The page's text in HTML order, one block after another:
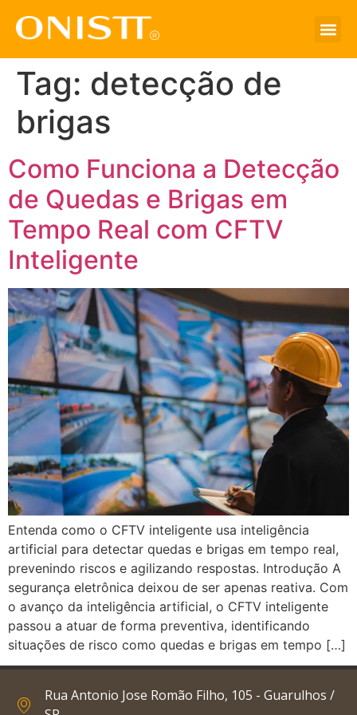
Tag: detecção de
brigas
Como Funciona a Detecção
de Quedas e Brigas em
Tempo Real com CFTV
Inteligente
Entenda como o CFTV inteligente usa inteligência
artificial para detectar quedas e brigas em tempo real,
prevenindo riscos e agilizando respostas. Introdução A
segurança eletrônica deixou de ser apenas reativa. Com
o avanço da inteligência artificial, o CFTV inteligente
passou a atuar de forma preventiva, identificando
situações de risco como quedas e brigas em tempo […]
Rua Antonio Jose Romão Filho, 105 - Guarulhos /